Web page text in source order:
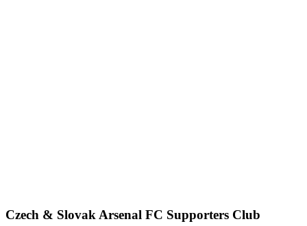
Czech & Slovak Arsenal FC Supporters Club